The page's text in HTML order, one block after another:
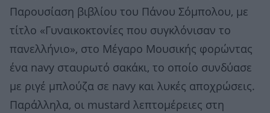
Παρουσίαση βιβλίου του Πάνου Σόμπολου, με
τίτλο «Γυναικοκτονίες που συγκλόνισαν το
πανελλήνιο», στο Μέγαρο Μουσικής φορώντας
ένα navy σταυρωτό σακάκι, το οποίο συνδύασε
με ριγέ μπλούζα σε navy και λυκές αποχρώσεις.
Παράλληλα, οι mustard λεπτομέρειες στη